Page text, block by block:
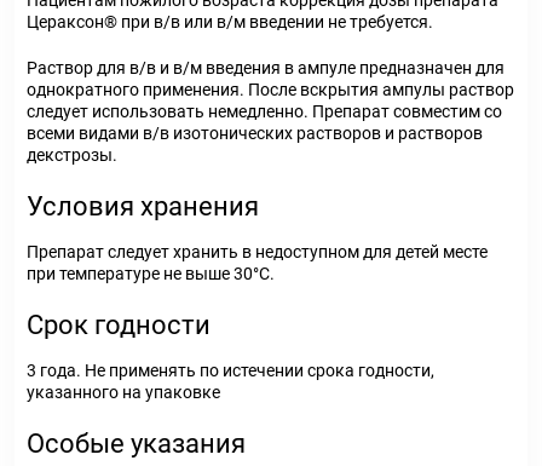
Цераксон® при в/в или в/м введении не требуется.
Раствор для в/в и в/м введения в ампуле предназначен для
однократного применения. После вскрытия ампулы раствор
следует использовать немедленно. Препарат совместим со
всеми видами в/в изотонических растворов и растворов
декстрозы.
Условия хранения
Препарат следует хранить в недоступном для детей месте
при температуре не выше 30°С.
Срок годности
3 года. Не применять по истечении срока годности,
указанного на упаковке
Особые указания